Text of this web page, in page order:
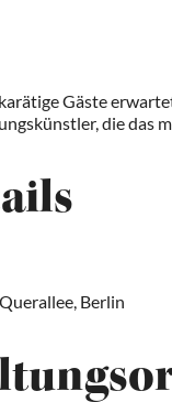
Gäste
die das
Berlin